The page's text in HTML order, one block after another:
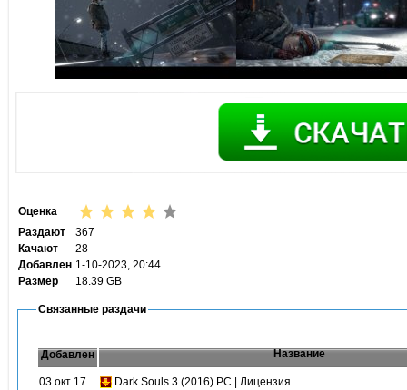
Оценка
Раздают
367
Качают
28
Добавлен 1-10-2023, 20:44
Размер
18.39 GB
Связанные раздачи
Добавлен Название
03 окт 17
Dark Souls 3 (2016) PC | Лицензия